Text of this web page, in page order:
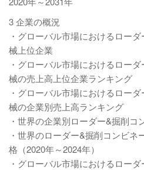
3 企業の概況
・グローバル市場におけるロー
械上位企業
・グローバル市場におけるロー
械の売上高上位企業ランキング
・グローバル市場におけるロー
械の企業別売上高ランキング
・世界の企業別ローダー&掘削
・世界のローダー&掘削コンビ
格（2020年～2024年）
・グローバル市場におけるロー